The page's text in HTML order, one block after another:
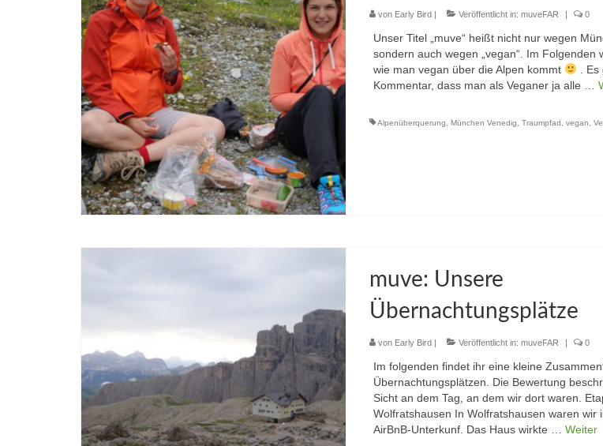
von Early Bird| Veröffentlicht in: muveFAR | 0
Unser Titel „muve“ heißt nicht nur wegen
sondern auch wegen „vegan“. Im Folgenden
wie man vegan über die Alpen kommt
.
Kommentar, dass man als Veganer ja alle …
Alpenüberquerung München Venedig Traumpfad vegan
muve: Unsere
Übernachtungsplätze
von Early Bird Veröffentlicht in: muveFAR 0
Im folgenden findet ihr eine kleine
Übernachtungsplätzen. Die Bewertung
Sicht an dem Tag, an dem wir dort waren.
Wolfratshausen In Wolfratshausen waren wir
AirBnB-Unterkunf. Das Haus wirkte … Weiter